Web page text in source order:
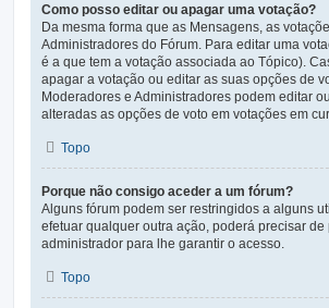
Como posso editar ou apagar uma votação?
Da mesma forma que as Mensagens, as
Administradores do Fórum. Para editar uma
é a que tem a votação associada ao Tópico).
apagar a votação ou editar as suas opções de
Moderadores e Administradores podem editar
alteradas as opções de voto em votações em
Topo
Porque não consigo aceder a um fórum?
Alguns fórum podem ser restringidos a alguns
efetuar qualquer outra ação, poderá precisar
administrador para lhe garantir o acesso.
Topo